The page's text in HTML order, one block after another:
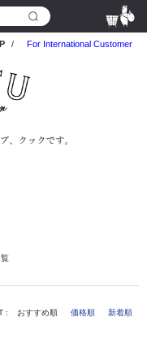
/ For International Customer
: おすすめ順 価格順 新着順